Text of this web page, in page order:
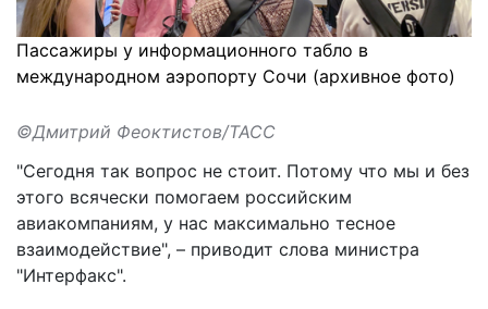
Пассажиры у информационного табло в
международном аэропорту Сочи (архивное фото)
©Дмитрий Феоктистов/ТАСС
"Сегодня так вопрос не стоит. Потому что мы и без
этого всячески помогаем российским
авиакомпаниям, у нас максимально тесное
взаимодействие", – приводит слова министра
"Интерфакс".